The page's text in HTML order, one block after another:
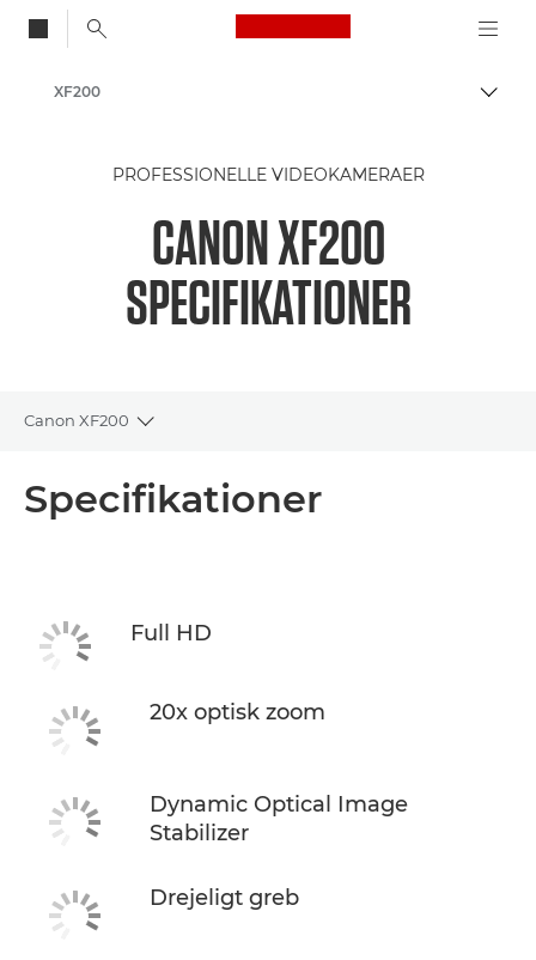
Canon Logo, back
Skift
XF200
PROFESSIONELLE VIDEOKAMERAER
CANON XF200
SPECIFIKATIONER
Canon XF200
Toggle breadcrumbs
Specifikationer
Full HD
20x optisk zoom
Dynamic Optical Image
Stabilizer
Drejeligt greb